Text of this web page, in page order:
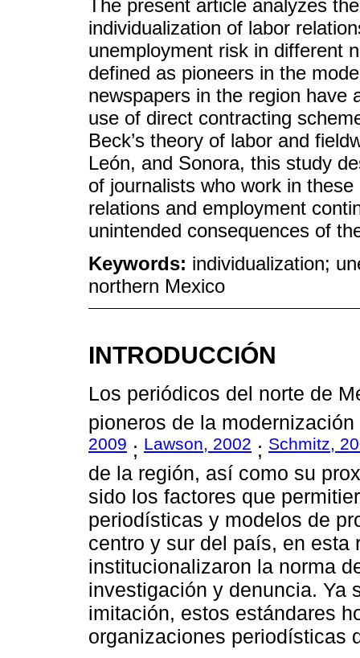
The present article analyzes
individualization of labor
unemployment risk in different
defined as pioneers in the
newspapers in the region have
use of direct contracting
Beck’s theory of labor and
León, and Sonora, this study
of journalists who work in
relations and employment
unintended consequences of
Keywords: individualization;
northern Mexico
INTRODUCCIÓN
Los periódicos del norte de
pioneros de la
2009 ; Lawson, 2002 ; Schmitz,
de la región, así como su
sido los factores que
periodísticas y modelos de
centro y sur del país, en esta
institucionalizaron la norma
investigación y denuncia. Ya
imitación, estos estándares
organizaciones periodísticas